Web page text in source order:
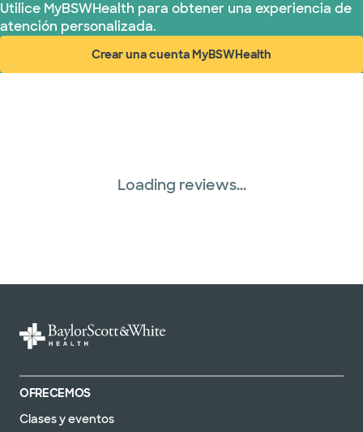
WellMed (15 planes)
Utilice MyBSWHealth para obtener una experiencia de
atención personalizada.
Crear una cuenta MyBSWHealth
(abre en ventana nueva)
Loading reviews...
OFRECEMOS
Clases y eventos